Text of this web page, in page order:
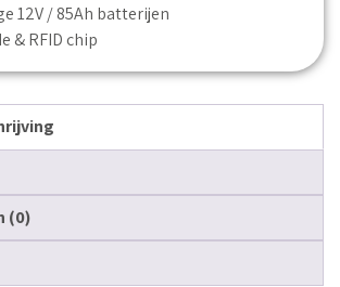
12V / 85Ah batterijen
& RFID chip
(0)